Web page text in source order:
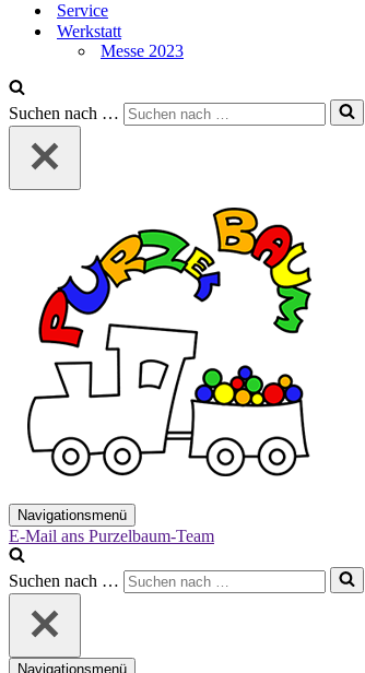
Service
Werkstatt
Messe 2023
Suchen nach …
Navigationsmenü
E-Mail ans Purzelbaum-Team
Suchen nach …
Navigationsmenü